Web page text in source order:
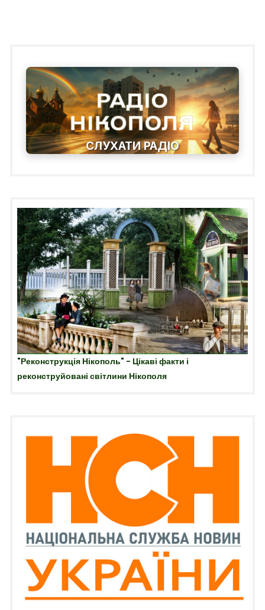
СЛУХАТИ РАДІО
"Реконструкція Нікополь" - Цікаві факти і
реконструйовані світлини Нікополя